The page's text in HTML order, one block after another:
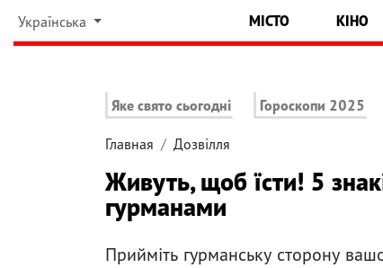
Українська МІСТО КІНО
Яке свято сьогодні Гороскопи 2025
Главная Дозвілля
Живуть, щоб їсти! 5
гурманами
Прийміть гурманську сторону